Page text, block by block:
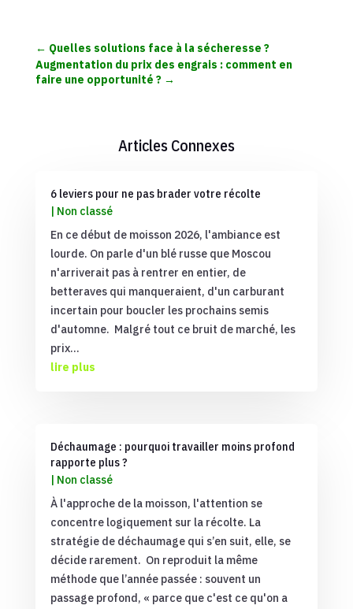
← Quelles solutions face à la sécheresse ?
Augmentation du prix des engrais : comment en
faire une opportunité ?→
Articles Connexes
6 leviers pour ne pas brader votre récolte
| Non classé
En ce début de moisson 2026, l'ambiance est
lourde. On parle d'un blé russe que Moscou
n'arriverait pas à rentrer en entier, de
betteraves qui manqueraient, d'un carburant
incertain pour boucler les prochains semis
d'automne. Malgré tout ce bruit de marché, les
prix...
lire plus
Déchaumage : pourquoi travailler moins profond
rapporte plus ?
| Non classé
À l'approche de la moisson, l'attention se
concentre logiquement sur la récolte. La
stratégie de déchaumage qui s’en suit, elle, se
décide rarement. On reproduit la même
méthode que l’année passée : souvent un
passage profond, « parce que c'est ce qu'on a